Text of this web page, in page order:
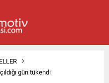
gün tükendi